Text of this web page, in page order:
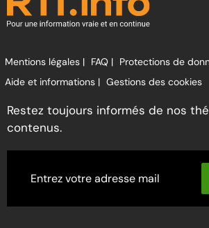
Mentions légales | FAQ | Protections de
Aide et informations | Gestions des cookies
Restez toujours informés de nos
contenus.